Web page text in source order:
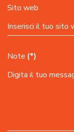
Sito web
Note (*)